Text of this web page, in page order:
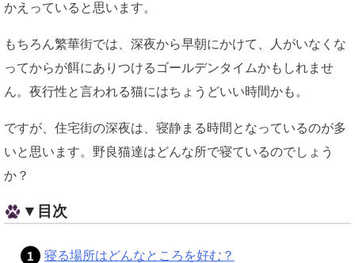
かえっていると思います。
もちろん繁華街では、深夜から早朝にかけて、人がいなくな
ってからが餌にありつけるゴールデンタイムかもしれませ
ん。夜行性と言われる猫にはちょうどいい時間かも。
ですが、住宅街の深夜は、寝静まる時間となっているのが多
いと思います。野良猫達はどんな所で寝ているのでしょう
か？
▼目次
寝る場所はどんなところを好む？